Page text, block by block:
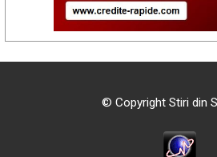
© Copyright Stiri din